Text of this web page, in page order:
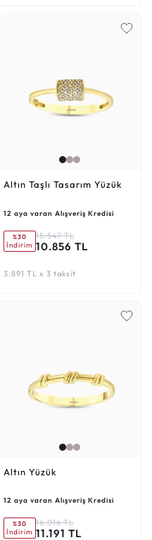
Altın Taşlı Tasarım Yüzük
12 aya varan Alışveriş Kredisi
%30
İndirim
15.547 TL
10.856 TL
3.891 TL x 3 taksit
Altın Yüzük
12 aya varan Alışveriş Kredisi
%30
İndirim
16.016 TL
11.191 TL